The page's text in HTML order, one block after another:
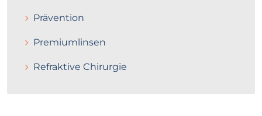
Prävention
Premiumlinsen
Refraktive Chirurgie